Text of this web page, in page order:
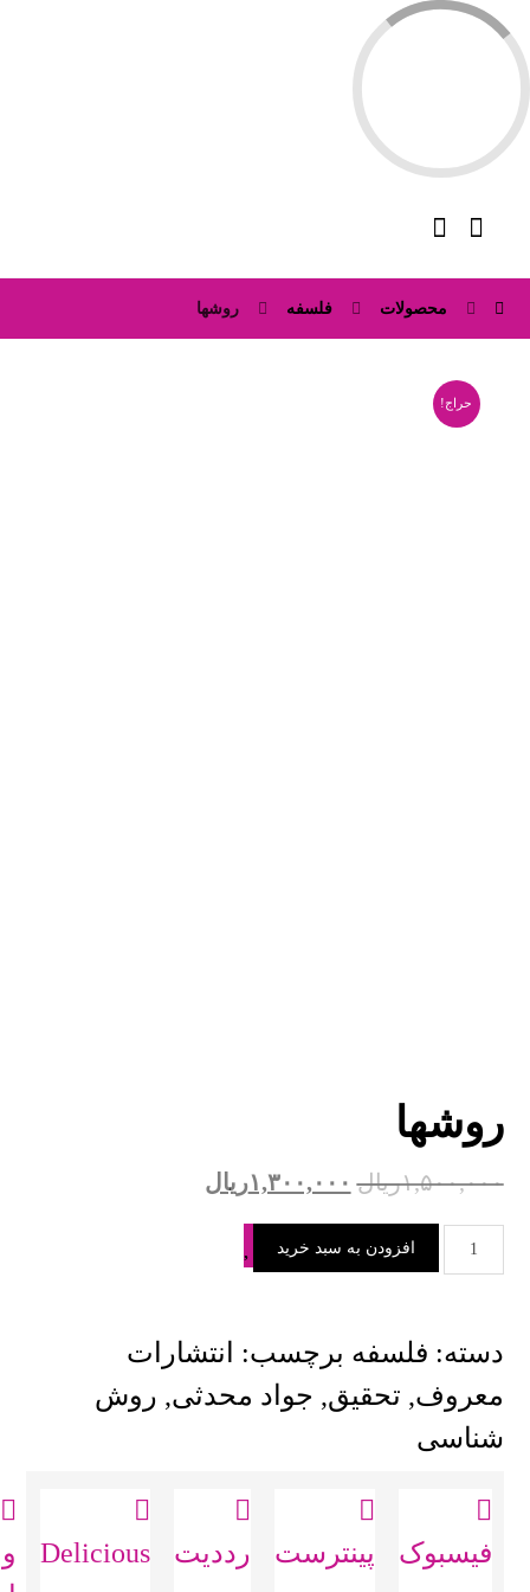
محصولات فلسفه روشها
حراج!
روشها
۱,۵۰۰,۰۰۰ریال ۱,۳۰۰,۰۰۰ریال
افزودن به سبد خرید
دسته: فلسفه برچسب:
انتشارات
معروف, تحقیق, جواد محدثی, روش
شناسی
فیسبوک پینترست رددیت Delicious